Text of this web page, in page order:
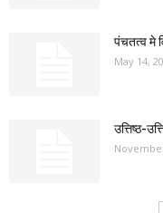
पंचतत्व मे
May 14,
उत्तिष्ठ-